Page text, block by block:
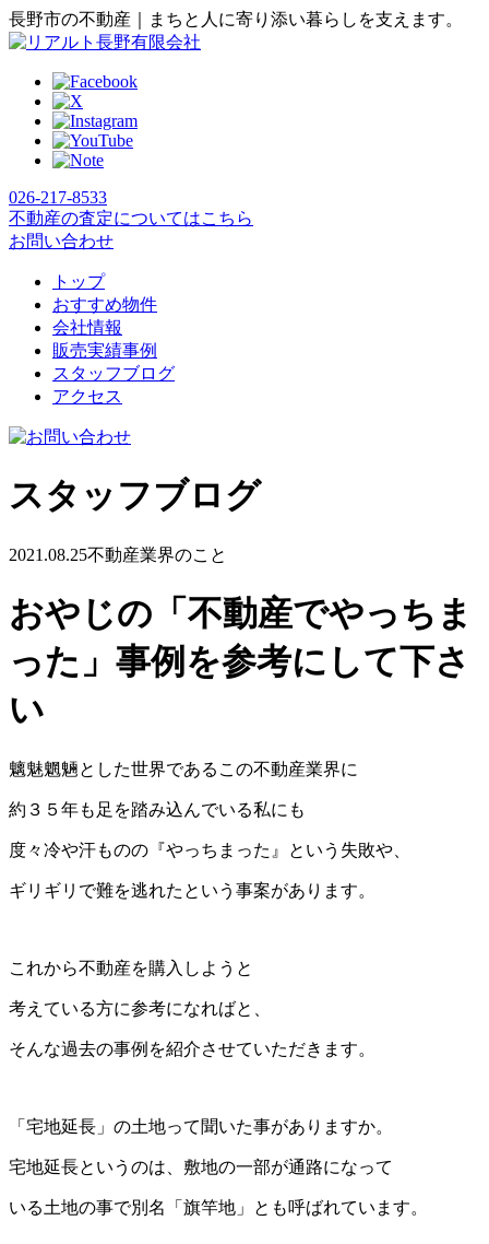
長野市の不動産｜まちと人に寄り添い暮らしを支えます。
026-217-8533
不動産の査定についてはこちら
お問い合わせ
トップ
おすすめ物件
会社情報
販売実績事例
スタッフブログ
アクセス
スタッフブログ
2021.08.25不動産業界のこと
おやじの「不動産でやっちま
った」事例を参考にして下さ
い
魑魅魍魎とした世界であるこの不動産業界に
約３５年も足を踏み込んでいる私にも
度々冷や汗ものの『やっちまった』という失敗や、
ギリギリで難を逃れたという事案があります。
これから不動産を購入しようと
考えている方に参考になればと、
そんな過去の事例を紹介させていただきます。
「宅地延長」の土地って聞いた事がありますか。
宅地延長というのは、敷地の一部が通路になって
いる土地の事で別名「旗竿地」とも呼ばれています。